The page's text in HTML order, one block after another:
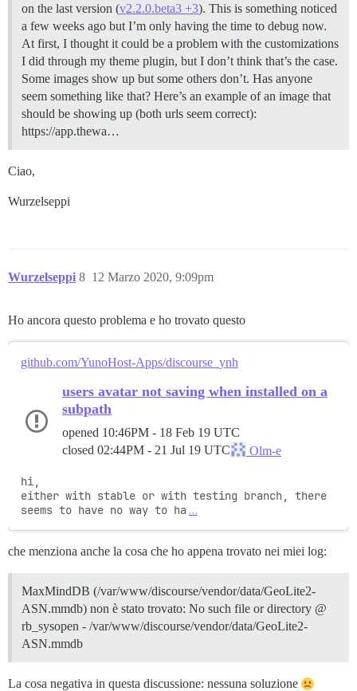
on the last version (v2.2.0.beta3 +3). This is something noticed
a few weeks ago but I’m only having the time to debug now.
At first, I thought it could be a problem with the customizations
I did through my theme plugin, but I don’t think that’s the case.
Some images show up but some others don’t. Has anyone
seem something like that? Here’s an example of an image that
should be showing up (both urls seem correct):
https://app.thewa…
Ciao,
Wurzelseppi
Wurzelseppi 12 Marzo 2020, 9:09pm
8
Ho ancora questo problema e ho trovato questo
github.com/YunoHost-Apps/discourse_ynh
users avatar not saving when installed on a
subpath
opened 10:46PM - 18 Feb 19 UTC
closed 02:44PM - 21 Jul 19 UTC Olm-e
hi,
either with stable or with testing branch, there
seems to have no way to ha …
che menziona anche la cosa che ho appena trovato nei miei log:
MaxMindDB (/var/www/discourse/vendor/data/GeoLite2-
ASN.mmdb) non è stato trovato: No such file or directory @
rb_sysopen - /var/www/discourse/vendor/data/GeoLite2-
ASN.mmdb
La cosa negativa in questa discussione: nessuna soluzione